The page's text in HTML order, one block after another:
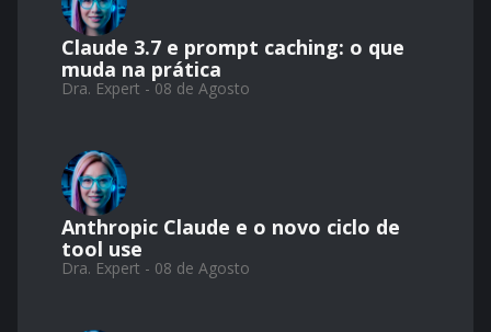
Claude 3.7 e prompt caching: o que
muda na prática
Dra. Expert - 08 de Agosto
Anthropic Claude e o novo ciclo de
tool use
Dra. Expert - 08 de Agosto